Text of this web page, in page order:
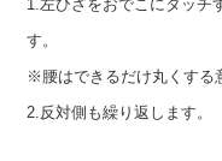
1.左ひざをおでこにタッチ
す。
※腰はできるだけ丸くする
2.反対側も繰り返します。